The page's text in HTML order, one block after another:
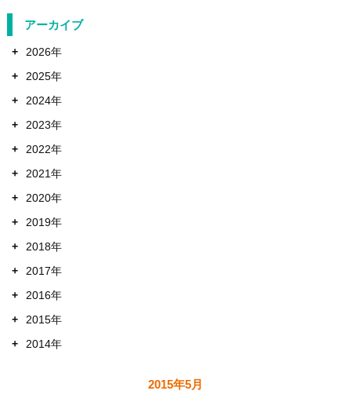
アーカイブ
+
2026年
+
2025年
+
2024年
+
2023年
+
2022年
+
2021年
+
2020年
+
2019年
+
2018年
+
2017年
+
2016年
+
2015年
+
2014年
2015年5月